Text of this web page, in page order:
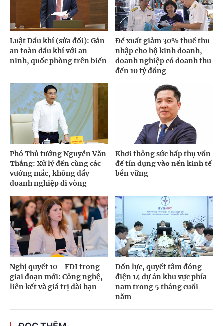
Luật Dầu khí (sửa đổi): Gắn
an toàn dầu khí với an
ninh, quốc phòng trên biển
Đề xuất giảm 30% thuế thu
nhập cho hộ kinh doanh,
doanh nghiệp có doanh thu
đến 10 tỷ đồng
Phó Thủ tướng Nguyễn Văn
Thắng: Xử lý đến cùng các
vướng mắc, không đẩy
doanh nghiệp đi vòng
Khơi thông sức hấp thụ vốn
để tín dụng vào nền kinh tế
bền vững
Nghị quyết 10 - FDI trong
giai đoạn mới: Công nghệ,
liên kết và giá trị dài hạn
Dồn lực, quyết tâm đóng
điện 14 dự án khu vực phía
nam trong 5 tháng cuối
năm